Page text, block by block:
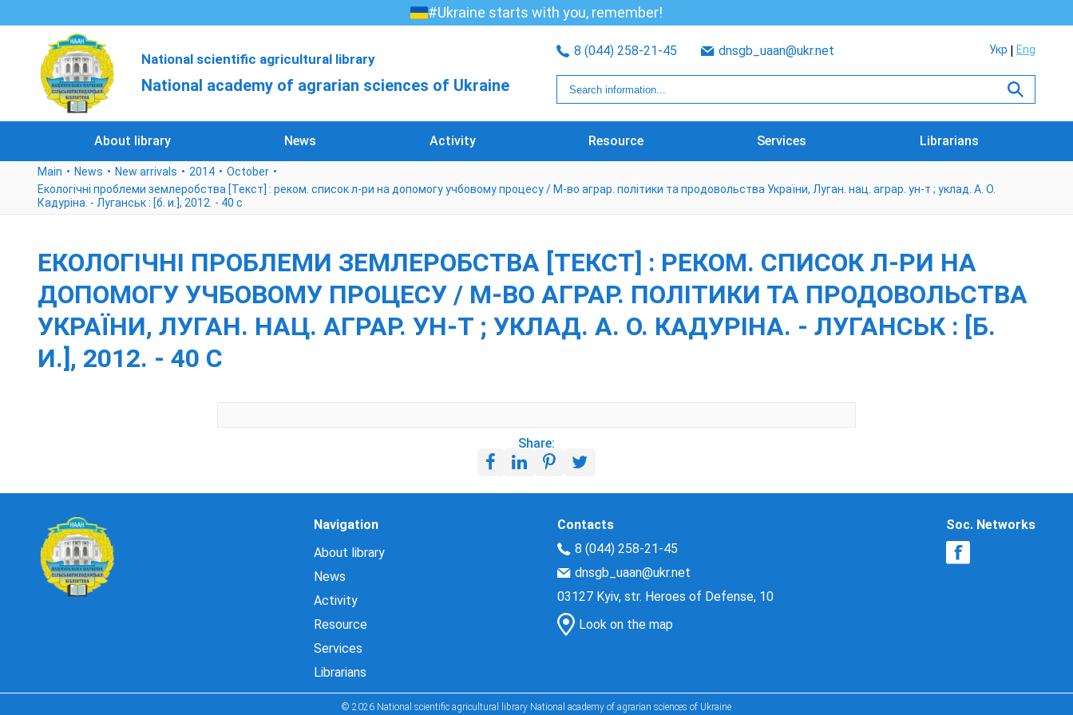
#Ukraine starts with you, remember!
National scientific agricultural library
National academy of agrarian sciences of Ukraine
8 (044) 258-21-45 dnsgb_uaan@ukr.net Укр Eng
About library News Activity Resource Services Librarians
Main News New arrivals 2014
October
Екологічні проблеми землеробства [Текст] : реком. список л-ри на допомогу учбовому процесу / М-во аграр. політики та продовольства України, Луган. нац. аграр. ун-т ; уклад. А. О.
Кадуріна. - Луганськ : [б. и.], 2012. - 40 с
ЕКОЛОГІЧНІ ПРОБЛЕМИ ЗЕМЛЕРОБСТВА [ТЕКСТ] : РЕКОМ. СПИСОК Л-РИ НА
ДОПОМОГУ УЧБОВОМУ ПРОЦЕСУ / М-ВО АГРАР. ПОЛІТИКИ ТА ПРОДОВОЛЬСТВА
УКРАЇНИ, ЛУГАН. НАЦ. АГРАР. УН-Т ; УКЛАД. А. О. КАДУРІНА. - ЛУГАНСЬК : [Б.
И.], 2012. - 40 С
Share:
Navigation
About library
News
Activity
Resource
Services
Librarians
Contacts
8 (044) 258-21-45
dnsgb_uaan@ukr.net
03127 Kyiv, str. Heroes of Defense, 10
Look on the map
Soc. Networks
© 2026 National scientific agricultural library National academy of agrarian sciences of Ukraine